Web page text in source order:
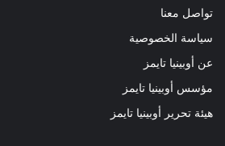
تواصل معنا
سياسة الخصوصية
عن أوبينيا تايمز
مؤسس أوبينيا تايمز
هيئة تحرير أوبينيا تايمز